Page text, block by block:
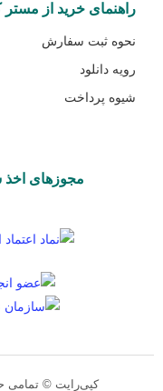
راهنمای خرید از مستر
نحوه ثبت سفارش
رویه دانلود
شیوه پرداخت
مجوزهای
کپی‌رایت © تمامی